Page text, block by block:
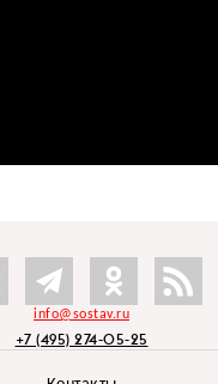
info@sostav.ru
+7 (495) 274-05-25